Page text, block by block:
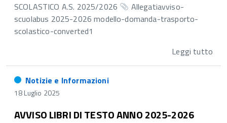
SCOLASTICO A.S. 2025/2026
Allegatiavviso-
scuolabus 2025-2026 modello-domanda-trasporto-
scolastico-converted1
Leggi tutto
Notizie e Informazioni
18 Luglio 2025
AVVISO LIBRI DI TESTO ANNO 2025-2026